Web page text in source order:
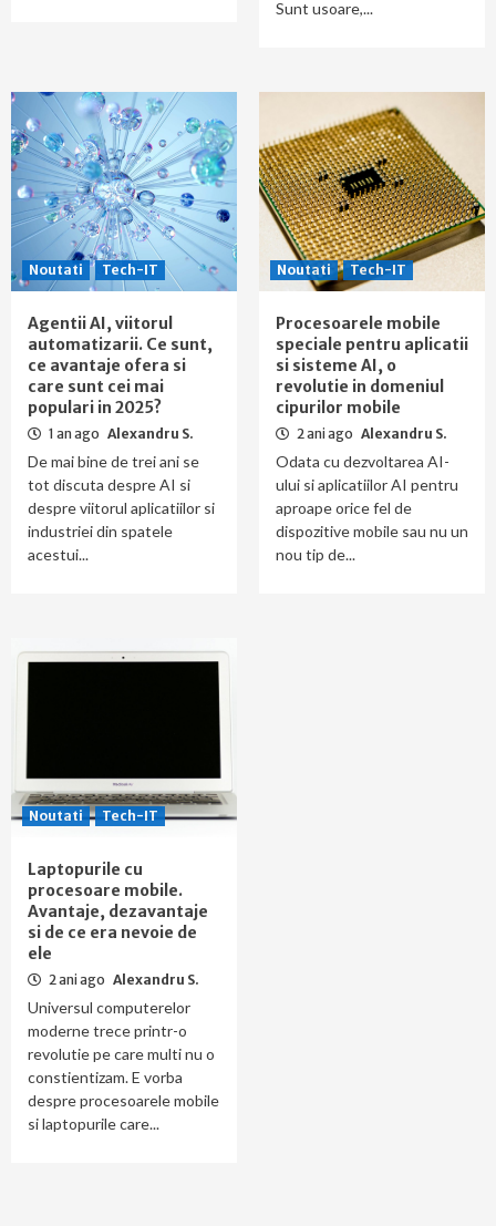
Sunt usoare,...
Noutati Tech-IT
Agentii AI, viitorul
automatizarii. Ce sunt,
ce avantaje ofera si
care sunt cei mai
populari in 2025?
1 an ago Alexandru S.
De mai bine de trei ani se
tot discuta despre AI si
despre viitorul aplicatiilor si
industriei din spatele
acestui...
Noutati Tech-IT
Procesoarele mobile
speciale pentru aplicatii
si sisteme AI, o
revolutie in domeniul
cipurilor mobile
2 ani ago Alexandru S.
Odata cu dezvoltarea AI-
ului si aplicatiilor AI pentru
aproape orice fel de
dispozitive mobile sau nu un
nou tip de...
Noutati Tech-IT
Laptopurile cu
procesoare mobile.
Avantaje, dezavantaje
si de ce era nevoie de
ele
2 ani ago Alexandru S.
Universul computerelor
moderne trece printr-o
revolutie pe care multi nu o
constientizam. E vorba
despre procesoarele mobile
si laptopurile care...